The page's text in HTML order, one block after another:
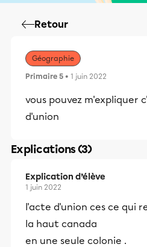
Retour
Géographie
Primaire 5 • 1 juin 2022
vous pouvez m'expliquer
d'union
Explications (3)
Explication d’élève
1 juin 2022
l'acte d'union ces ce qui
la haut canada
en une seule colonie .